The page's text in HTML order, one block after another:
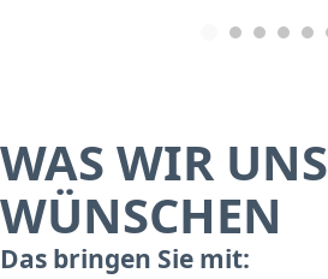
WAS WIR UNS
WÜNSCHEN
Das bringen Sie mit: